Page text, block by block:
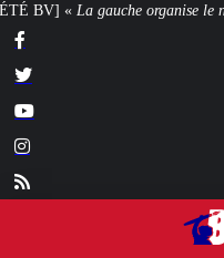
droit» [VOTRE AVIS] Yaël